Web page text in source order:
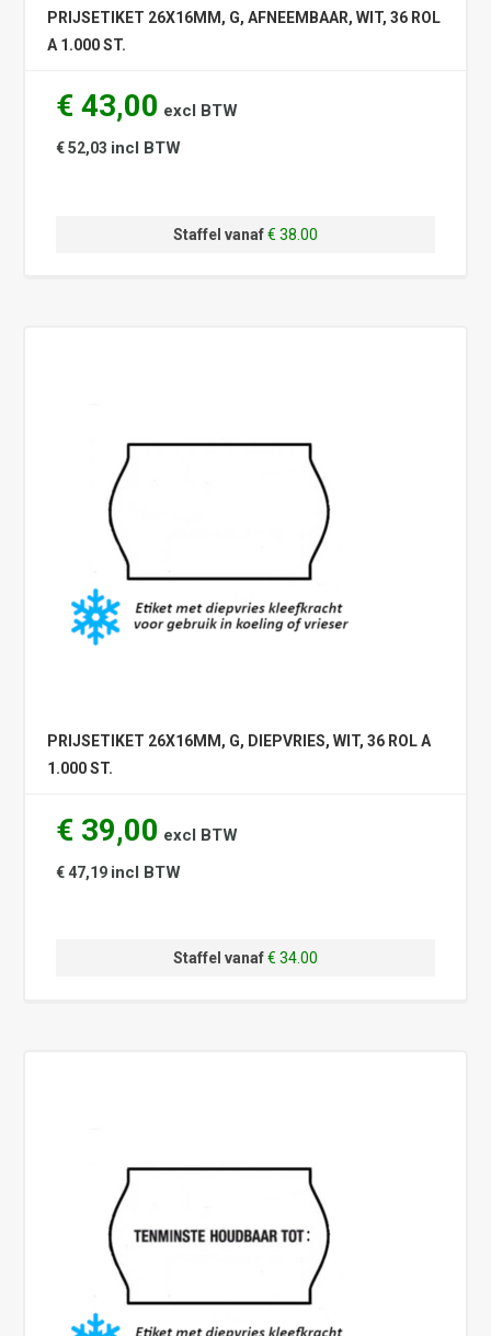
PRIJSETIKET 26X16MM, G, AFNEEMBAAR, WIT, 36 ROL
A 1.000 ST.
€ 43,00 excl BTW
€ 52,03 incl BTW
Staffel vanaf€ 38.00
PRIJSETIKET 26X16MM, G, DIEPVRIES, WIT, 36 ROL A
1.000 ST.
€ 39,00 excl BTW
€ 47,19 incl BTW
Staffel vanaf€ 34.00